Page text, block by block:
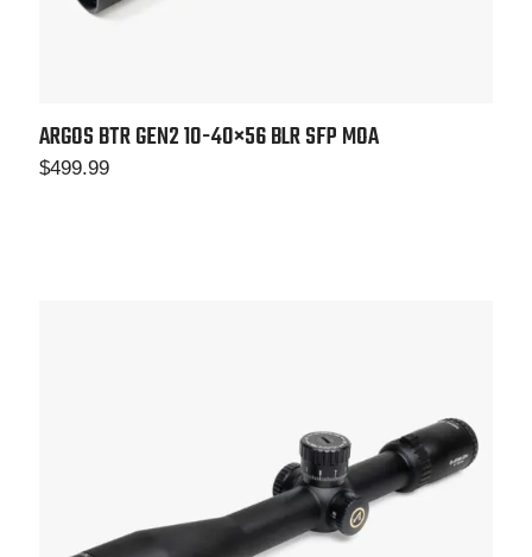
ARGOS BTR GEN2 10-40×56BLR SFP MOA
$499.99